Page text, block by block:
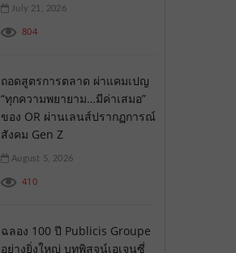
July 21, 2026
804
ถอดสูตรการตลาด ผ่าแคมเปญ
“ทุกความพยายาม…มีค่าเสมอ”
ของ OR ผ่านเลนส์ปรากฏการณ์
สังคม Gen Z
August 5, 2026
410
ฉลอง 100 ปี Publicis Groupe
อย่างยิ่งใหญ่ บทพิสูจน์เอเจนซี่